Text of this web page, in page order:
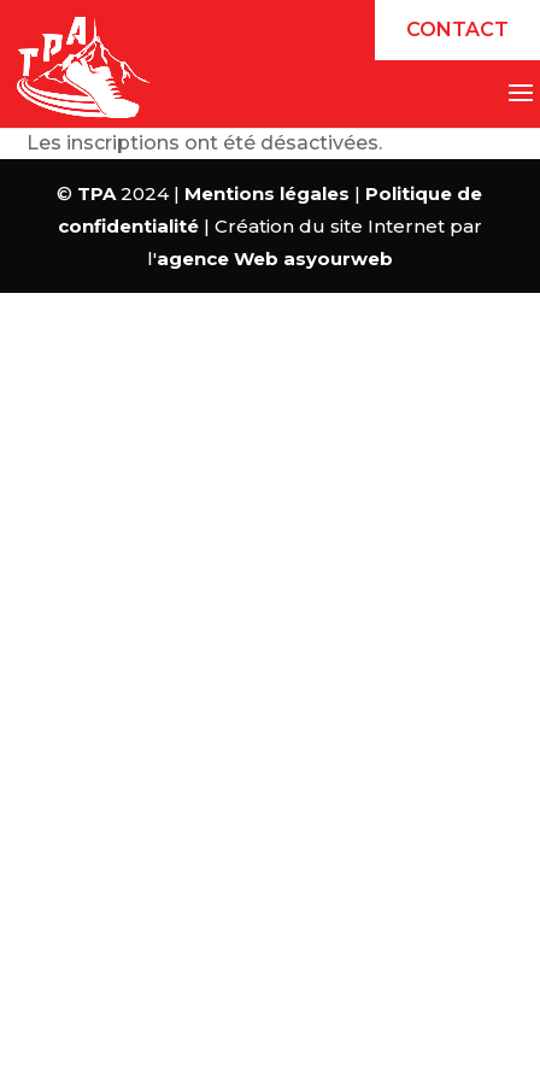
CONTACT
Les inscriptions ont été désactivées.
© TPA2024 | Mentions légales | Politique de
confidentialité| Création du site Internet par
l'agence Web asyourweb